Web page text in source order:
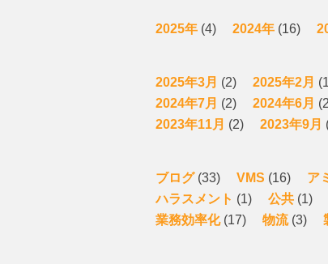
2025年 (4) 2024年 (16)
2025年3月 (2) 2025年2月
2024年7月 (2) 2024年6月
2023年11月 (2) 2023年9月
ブログ(33) VMS (16) ア
ハラスメント (1) 公共 (1)
業務効率化(17) 物流(3)